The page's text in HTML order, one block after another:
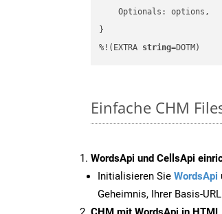
    Optionals: options,
}
%!(EXTRA string=DOTM)
Einfache CHM
WordsApi und CellsApi
Initialisieren Sie WordsApi
Geheimnis, Ihrer Basis-